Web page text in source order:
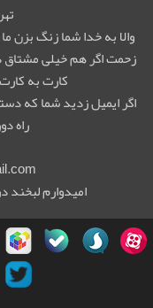
والا به خدا شما زنگ
زحمت اگر هم خیلی
کارت به
اگر ایمیل زدید شما که
راه
امیدوارم لبخند